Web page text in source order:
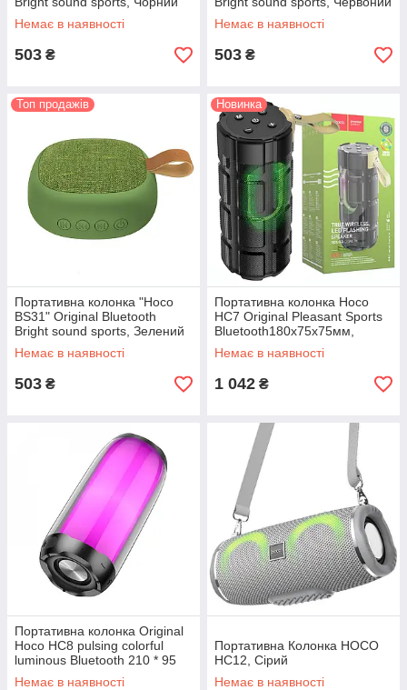
Немає в наявності
503 ₴
Немає в наявності
503 ₴
Топ продажів
Портативна колонка "Hoco
BS31" Original Bluetooth
Bright sound sports, Зелений
Немає в наявності
503 ₴
Новинка
Портативна колонка Hoco
HC7 Original Pleasant Sports
Bluetooth180x75x75мм,
Бездротова колонка, Чорний
Немає в наявності
1 042 ₴
Портативна колонка Original
Hoco HC8 pulsing colorful
luminous Bluetooth 210 * 95
мм. (Гарантія 5 Чорний
Немає в наявності
Портативна Колонка HOCO
HC12, Сірий
Немає в наявності